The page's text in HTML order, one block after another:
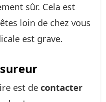
sûr. Cela est
loin de chez vous
est grave.
est de contacter